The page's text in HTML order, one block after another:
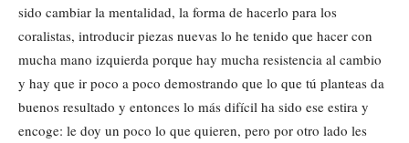
sido cambiar la mentalidad, la forma de hacerlo para los
coralistas, introducir piezas nuevas lo he tenido que hacer con
mucha mano izquierda porque hay mucha resistencia al cambio
y hay que ir poco a poco demostrando que lo que tú planteas da
buenos resultado y entonces lo más difícil ha sido ese estira y
encoge: le doy un poco lo que quieren, pero por otro lado les